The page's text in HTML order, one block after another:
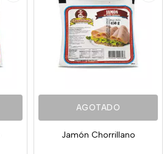
AGOTADO
Jamón Chorrillano